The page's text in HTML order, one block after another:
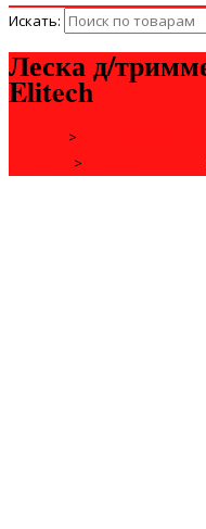
Искать:
Леска д/
Elitech
>
>